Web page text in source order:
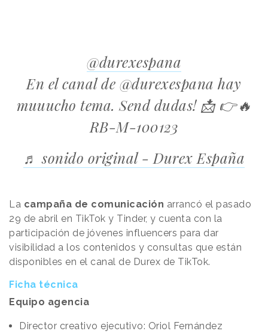
@durexespana
En el canal de @durexespana hay
muuucho tema. Send dudas! 📩 👉🔥
RB-M-100123
♬ sonido original - Durex España
La campaña de comunicación arrancó el pasado
29 de abril en TikTok y Tinder, y cuenta con la
participación de jóvenes influencers para dar
visibilidad a los contenidos y consultas que están
disponibles en el canal de Durex de TikTok.
Ficha técnica
Equipo agencia
Director creativo ejecutivo: Oriol Fernández